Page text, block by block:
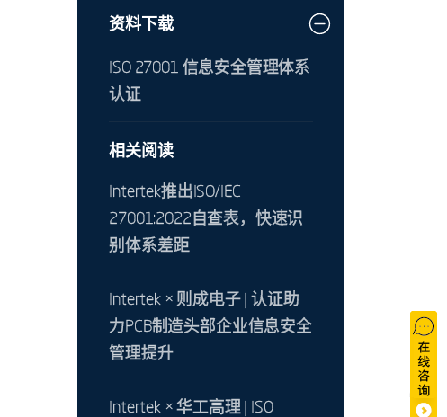
资料下载
ISO 27001 信息安全管理体系
认证
相关阅读
Intertek推出ISO/IEC
27001:2022自查表，快速识
别体系差距
Intertek × 则成电子 | 认证助
力PCB制造头部企业信息安全
管理提升
Intertek × 华工高理 | ISO